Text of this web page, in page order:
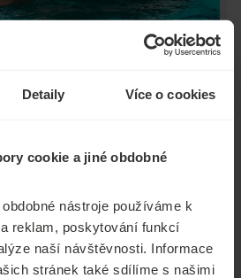
Detaily Více o cookies
cookie a jiné obdobné
nástroje používáme k
reklam, poskytování funkcí
naší návštěvnosti. Informace
stránek také sdílíme s našimi
dotazy ohledně našich hotelů Ensana nebo
týkající se našeho věrnostního programu
naleznete zde.